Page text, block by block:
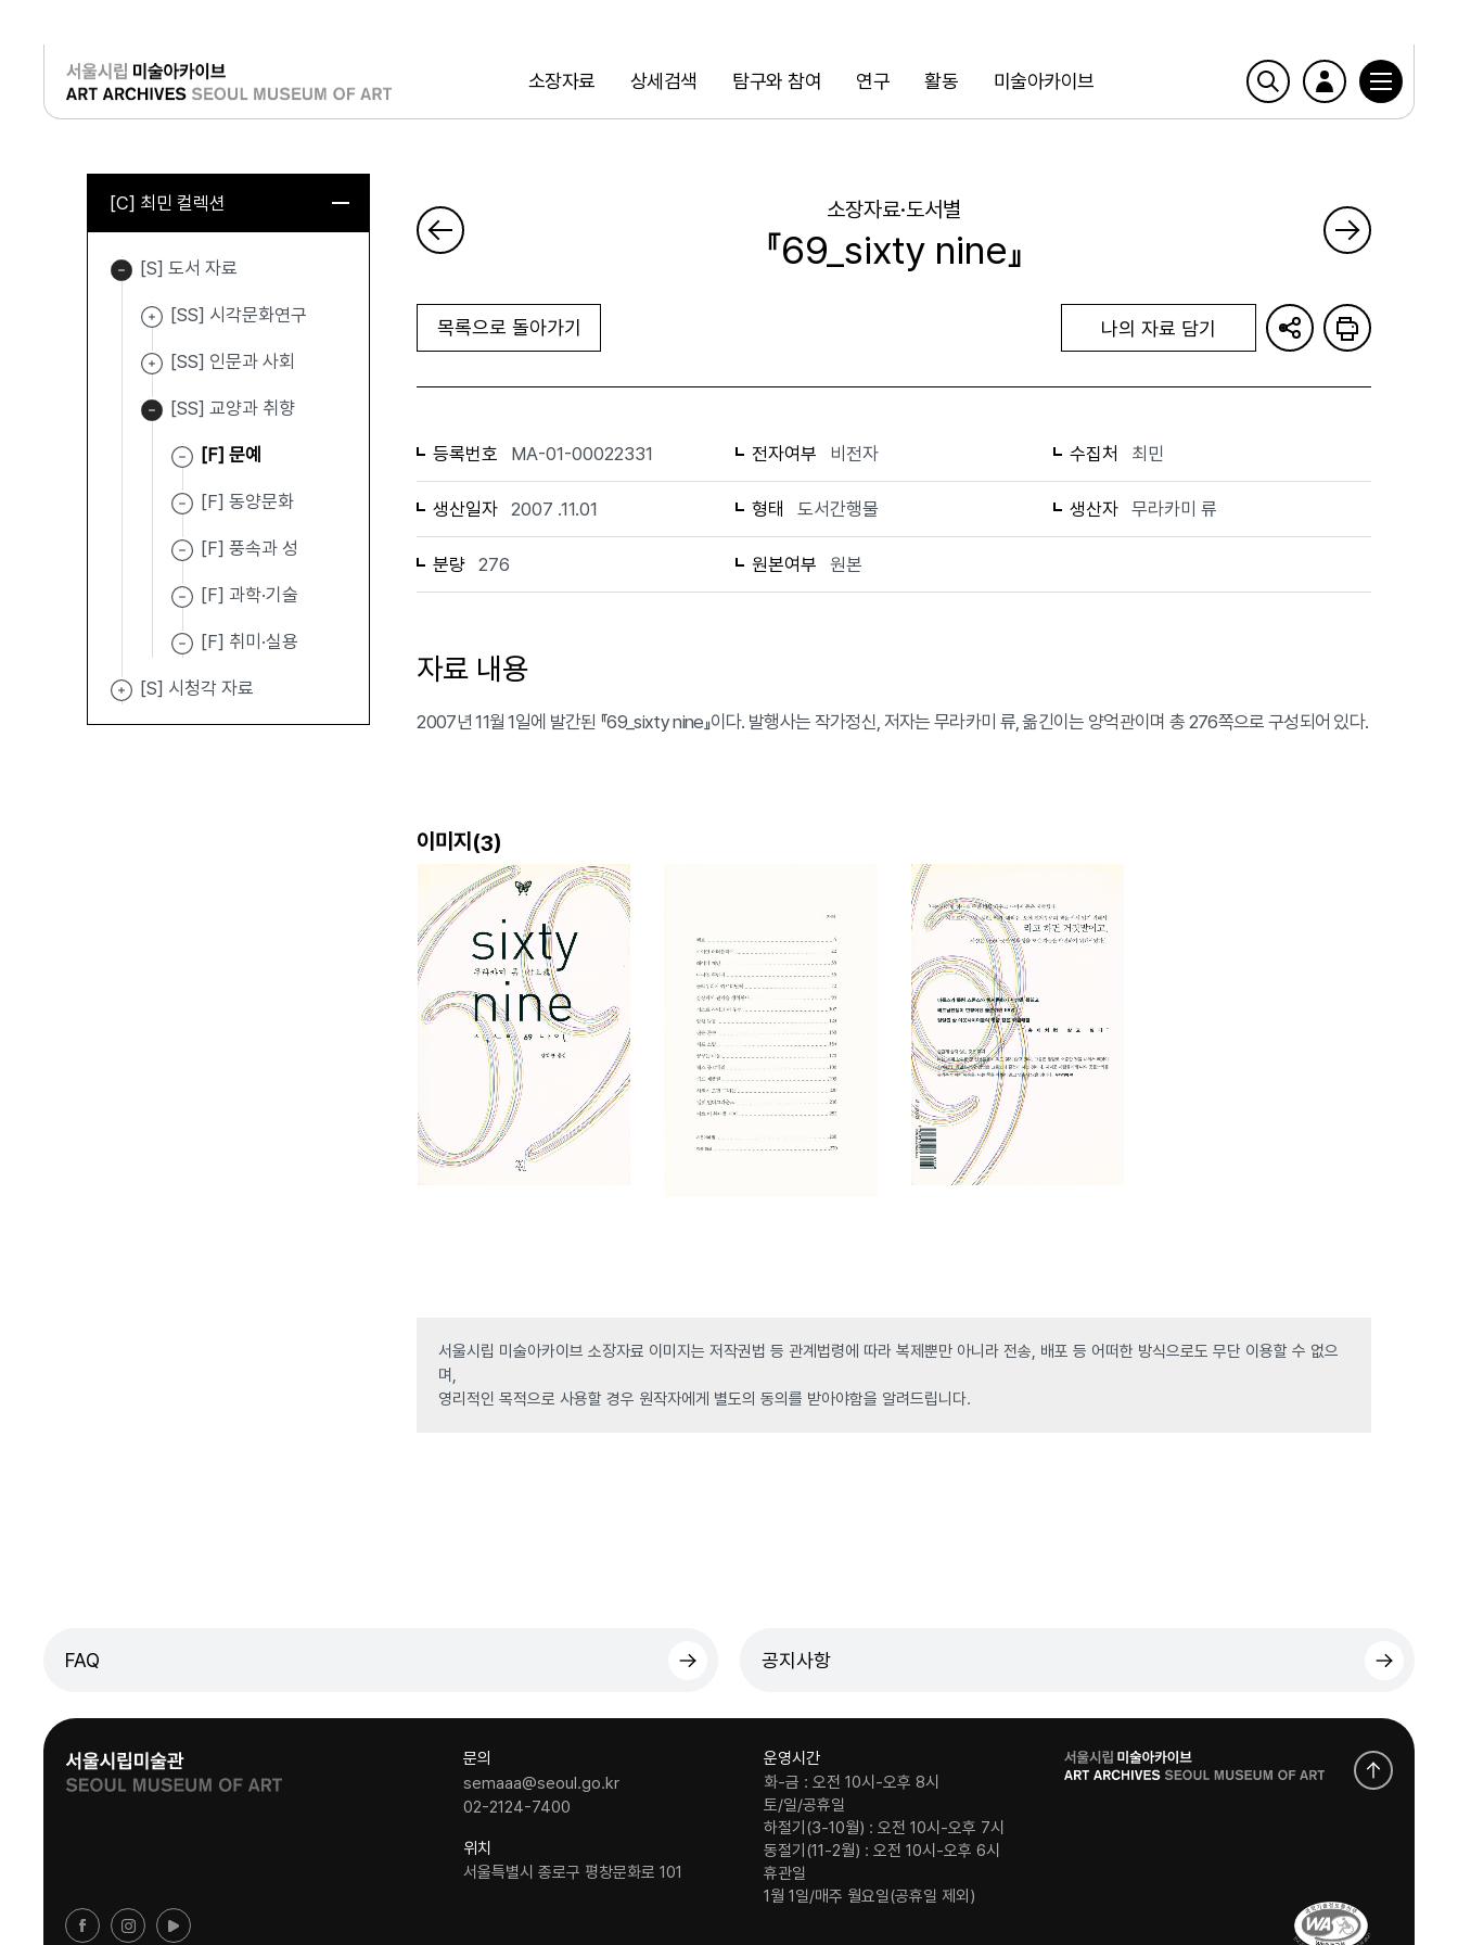
소장자료 상세검색 탐구와 참여 연구 활동 미술아카이브
검색
로그인
[C] 최민 컬렉션
[S] 도서 자료
[SS] 시각문화연구
[SS] 인문과 사회
[SS] 교양과 취향
[F] 문예
[F] 동양문화
[F] 풍속과 성
[F] 과학·기술
[F] 취미·실용
[S] 시청각 자료
소장자료·도서별
『69_sixty nine』
목록으로 돌아가기 나의 자료 담기
등록번호 MA-01-00022331 전자여부 비전자 수집처 최민
생산일자 2007 .11.01 형태 도서간행물 생산자 무라카미 류
분량 276 원본여부 원본
자료 내용
2007년 11월 1일에 발간된 『69_sixty nine』이다. 발행사는 작가정신, 저자는 무라카미 류, 옮긴이는 양억관이며 총 276쪽으로 구성되어 있다.
이미지(3)
서울시립 미술아카이브 소장자료 이미지는 저작권법 등 관계법령에 따라 복제뿐만 아니라 전송, 배포 등 어떠한 방식으로도 무단 이용할 수 없으
며,
영리적인 목적으로 사용할 경우 원작자에게 별도의 동의를 받아야함을 알려드립니다.
FAQ 공지사항
문의
semaaa@seoul.go.kr
02-2124-7400
위치
서울특별시 종로구 평창문화로 101
운영시간
화-금 : 오전 10시-오후 8시
토/일/공휴일
하절기(3-10월) : 오전 10시-오후 7시
동절기(11-2월) : 오전 10시-오후 6시
휴관일
1월 1일/매주 월요일(공휴일 제외)
로
고